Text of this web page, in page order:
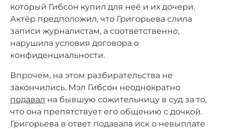
который Гибсон купил для неё и их дочери.
Актёр предположил, что Григорьева слила
записи журналистам, а соответственно,
нарушила условия договора о
конфиденциальности.
Впрочем, на этом разбирательства не
закончились. Мэл Гибсон неоднократно
подавал на бывшую сожительницу в суд за то,
что она препятствует его общению с дочкой.
Григорьева в ответ подавала иск о невыплате